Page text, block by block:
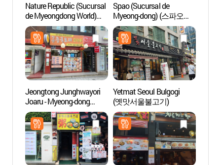
Nature Republic (Sucursal
de Myeongdong World)
(네이처리퍼블릭
(명동월드점))
Spao (Sucursal de
Myeong-dong) (스파오
(명동점))
Jeongtong Junghwayori
Joaru - Myeong-dong
Branch
(정통중화요리조아루
명동)
Yetmat Seoul Bulgogi
(옛맛서울불고기)